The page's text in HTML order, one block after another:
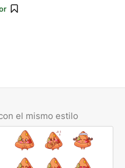
el mismo estilo